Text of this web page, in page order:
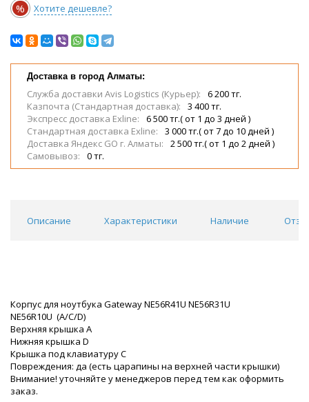
% Хотите дешевле?
Доставка в город Алматы:
Служба доставки Avis Logistics (Курьер):
6 200 тг.
Казпочта (Стандартная доставка):
3 400 тг.
Экспресс доставка Exline:
6 500 тг.( от 1 до 3 дней )
Стандартная доставка Exline:
3 000 тг.( от 7 до 10 дней )
Доставка Яндекс GO г. Алматы:
2 500 тг.( от 1 до 2 дней )
Самовывоз:
0 тг.
Описание Характеристики Наличие
Корпус для ноутбука Gateway NE56R41U NE56R31U
NE56R10U (A/C/D)
Верхняя крышка A
Нижняя крышка D
Крышка под клавиатуру С
Повреждения: да (есть царапины на верхней части крышки)
Внимание! уточняйте у менеджеров перед тем как оформить
заказ.